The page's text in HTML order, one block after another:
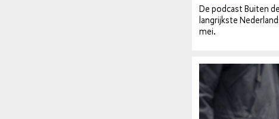
De podcast Buiten
lang­rijk­ste
mei.